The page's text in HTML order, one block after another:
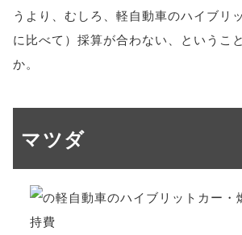
うより、むしろ、軽自動車のハイブリ
に比べて）採算が合わない、というこ
か。
マツダ